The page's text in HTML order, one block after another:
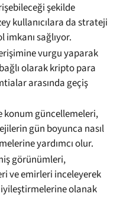
şekilde
kullanıcılara da strateji
imkanı sağlıyor.
vurgu yaparak
olarak kripto para
arasında geçiş
konum güncellemeleri,
gün boyunca nasıl
yardımcı olur.
görünümleri,
ve emirleri inceleyerek
iyileştirmelerine olanak